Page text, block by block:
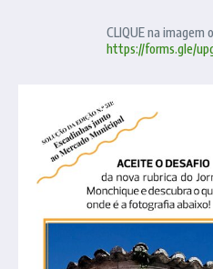
CLIQUE na imagem
https://forms.gle/